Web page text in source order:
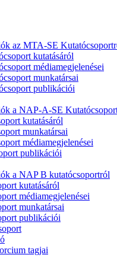
az MTA-SE
kutatásáról
médiamegjelenései
munkatársai
publikációi
a NAP-A-SE
kutatásáról
munkatársai
médiamegjelenései
publikációi
a NAP B kutatócsoportról
kutatásáról
médiamegjelenései
munkatársai
publikációi
tagjai